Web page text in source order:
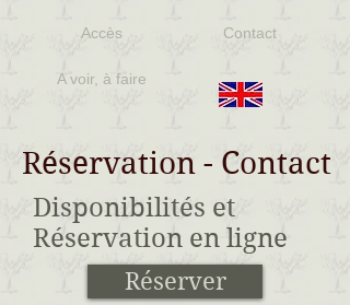
Accès Contact
A voir, à faire
Réservation - Contact
Disponibilités et
Réservation en ligne
Réserver